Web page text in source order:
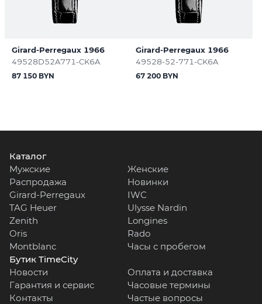
Girard-Perregaux 1966
49528D52A771-CK6A
87 150 BYN
Girard-Perregaux 1966
49528-52-771-CK6A
67 200 BYN
Каталог
Мужские
Женские
Распродажа
Новинки
Girard-Perregaux
IWC
TAG Heuer
Ulysse Nardin
Zenith
Longines
Oris
Rado
Montblanc
Часы с пробегом
Бутик TimeCity
Новости
Оплата и доставка
Гарантия и сервис
Часовые термины
Контакты
Частые вопросы